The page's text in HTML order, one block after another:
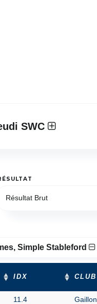
SWC
Résultat Brut
Simple Stableford
IDX CLUB
11.4 Gaillon